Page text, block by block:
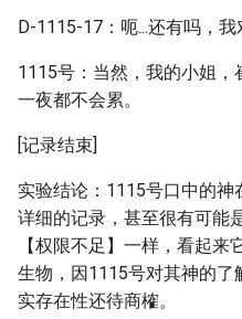
D-1115-17：呃...还有吗，我
1115号：当然，我的小姐，
一夜都不会累。
[记录结束]
实验结论：1115号口中的
详细的记录，甚至很有可能
【权限不足】一样，看起
生物，因1115号对其神的
实存在性还待商榷。